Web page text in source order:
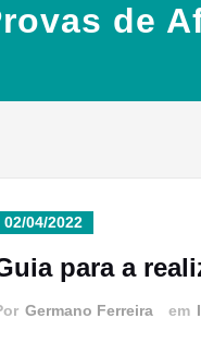
de
02/04/2022
para a
Germano Ferreira em